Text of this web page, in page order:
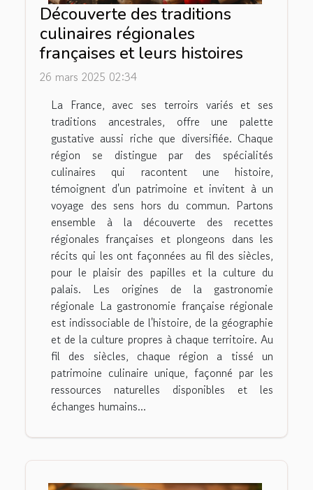
Découverte des traditions
culinaires régionales
françaises et leurs histoires
26 mars 2025 02:34
La France, avec ses terroirs variés et ses
traditions ancestrales, offre une palette
gustative aussi riche que diversifiée. Chaque
région se distingue par des spécialités
culinaires qui racontent une histoire,
témoignent d'un patrimoine et invitent à un
voyage des sens hors du commun. Partons
ensemble à la découverte des recettes
régionales françaises et plongeons dans les
récits qui les ont façonnées au fil des siècles,
pour le plaisir des papilles et la culture du
palais. Les origines de la gastronomie
régionale La gastronomie française régionale
est indissociable de l'histoire, de la géographie
et de la culture propres à chaque territoire. Au
fil des siècles, chaque région a tissé un
patrimoine culinaire unique, façonné par les
ressources naturelles disponibles et les
échanges humains...